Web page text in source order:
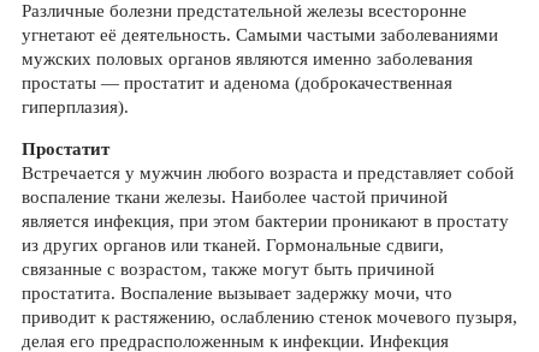
Различные болезни предстательной железы всесторонне
угнетают её деятельность. Самыми частыми заболеваниями
мужских половых органов являются именно заболевания
простаты — простатит и аденома (доброкачественная
гиперплазия).
Простатит
Встречается у мужчин любого возраста и представляет собой
воспаление ткани железы. Наиболее частой причиной
является инфекция, при этом бактерии проникают в простату
из других органов или тканей. Гормональные сдвиги,
связанные с возрастом, также могут быть причиной
простатита. Воспаление вызывает задержку мочи, что
приводит к растяжению, ослаблению стенок мочевого пузыря,
делая его предрасположенным к инфекции. Инфекция